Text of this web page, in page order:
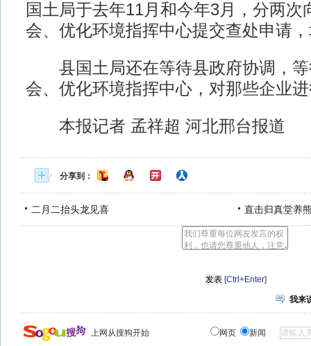
国土局于去年11月和今年3月，分两次
会、优化环境指挥中心提交查处申请
县国土局还在等待县政府协调，等
会、优化环境指挥中心，对那些企业
本报记者 孟祥超 河北邢台报道
分享到：
二月二抬头龙见喜 直击归真堂养
[Ctrl+Enter]
我来
上网从搜狗开始 网页 新闻